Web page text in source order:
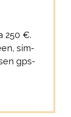
250 €.
sim-
gps-